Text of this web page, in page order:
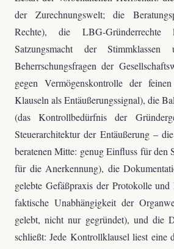
der Zurechnungswelt; die
Rechte), die LBG-
Satzungsmacht der
Beherrschungsfragen der
gegen Vermögenskontrolle der
Klauseln als Entäußerungssignal), die
(das Kontrollbedürfnis der
Steuerarchitektur der Entäußerung –
beratenen Mitte: genug Einfluss für den
für die Anerkennung), die
gelebte Gefäßpraxis der Protokolle
faktische Unabhängigkeit der
gelebt, nicht nur gegründet), und die
schließt: Jede Kontrollklausel liest eine